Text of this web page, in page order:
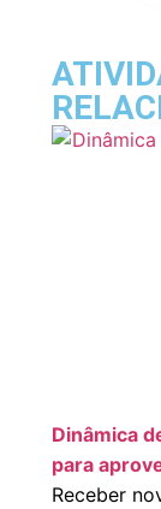
Dinâmica
para
Receber